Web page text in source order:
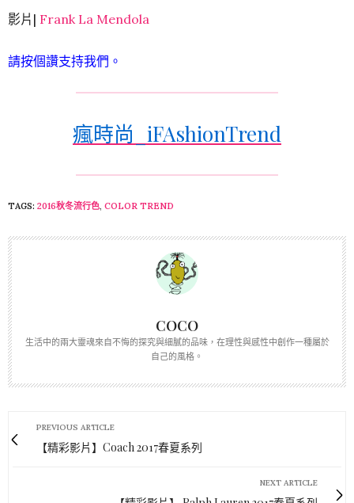
影片| Frank La Mendola
請按個讚支持我們。
瘋時尚_iFAshionTrend
TAGS: 2016秋冬流行色, COLOR TREND
COCO
生活中的兩大靈魂來自不悔的探究與細膩的品味，在理性與感性中創作一種屬於
自己的風格。
PREVIOUS ARTICLE
【精彩影片】Coach 2017春夏系列
NEXT ARTICLE